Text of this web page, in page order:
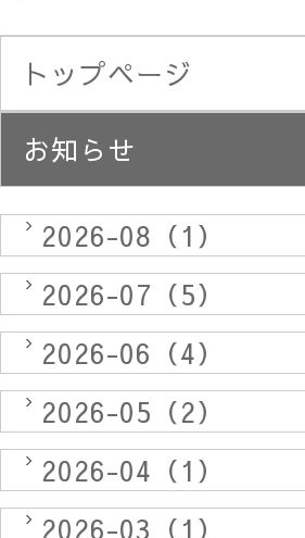
トップページ
お知らせ
2026-08（1）
2026-07（5）
2026-06（4）
2026-05（2）
2026-04（1）
2026-03（1）